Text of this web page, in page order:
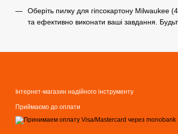
Оберіть пилку для гіпсокартону Milwaukee
та ефективно виконати ваші завдання.
Інтернет-магазин надійного інструменту
Приймаємо до оплати